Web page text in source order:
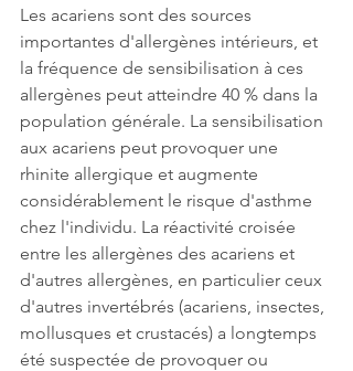
Les acariens sont des sources
importantes d'allergènes intérieurs, et
la fréquence de sensibilisation à ces
allergènes peut atteindre 40 % dans la
population générale. La sensibilisation
aux acariens peut provoquer une
rhinite allergique et augmente
considérablement le risque d'asthme
chez l'individu. La réactivité croisée
entre les allergènes des acariens et
d'autres allergènes, en particulier ceux
d'autres invertébrés (acariens, insectes,
mollusques et crustacés) a longtemps
été suspectée de provoquer ou